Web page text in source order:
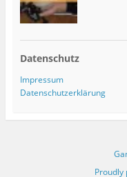
Datenschutz
Impressum
Datenschutzerklärung
Proudly